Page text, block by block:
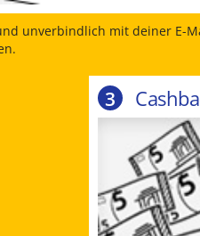
unverbindlich mit deiner E-
3